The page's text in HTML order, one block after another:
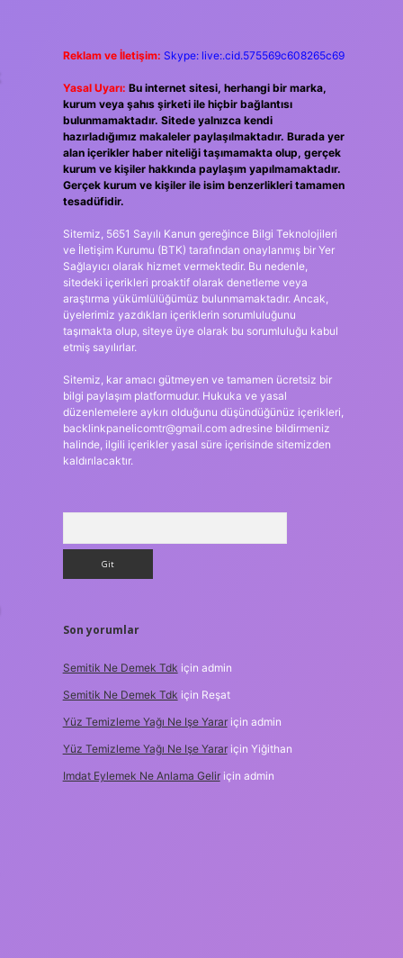
Reklam ve İletişim: Skype: live:.cid.575569c608265c69
Yasal Uyarı: Bu internet sitesi, herhangi bir marka,
kurum veya şahıs şirketi ile hiçbir bağlantısı
bulunmamaktadır. Sitede yalnızca kendi
hazırladığımız makaleler paylaşılmaktadır. Burada yer
alan içerikler haber niteliği taşımamakta olup, gerçek
kurum ve kişiler hakkında paylaşım yapılmamaktadır.
Gerçek kurum ve kişiler ile isim benzerlikleri tamamen
tesadüfidir.
Sitemiz, 5651 Sayılı Kanun gereğince Bilgi Teknolojileri
ve İletişim Kurumu (BTK) tarafından onaylanmış bir Yer
Sağlayıcı olarak hizmet vermektedir. Bu nedenle,
sitedeki içerikleri proaktif olarak denetleme veya
araştırma yükümlülüğümüz bulunmamaktadır. Ancak,
üyelerimiz yazdıkları içeriklerin sorumluluğunu
taşımakta olup, siteye üye olarak bu sorumluluğu kabul
etmiş sayılırlar.
Sitemiz, kar amacı gütmeyen ve tamamen ücretsiz bir
bilgi paylaşım platformudur. Hukuka ve yasal
düzenlemelere aykırı olduğunu düşündüğünüz içerikleri,
backlinkpanelicomtr@gmail.comadresine bildirmeniz
halinde, ilgili içerikler yasal süre içerisinde sitemizden
kaldırılacaktır.
Son yorumlar
Semitik Ne Demek Tdk için admin
Semitik Ne Demek Tdk için Reşat
Yüz Temizleme Yağı Ne Işe Yarariçin admin
Yüz Temizleme Yağı Ne Işe Yarariçin Yiğithan
Imdat Eylemek Ne Anlama Geliriçin admin